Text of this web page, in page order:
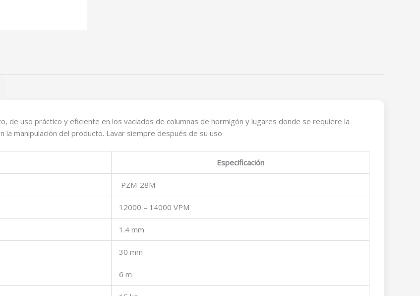
de uso práctico y eficiente en los vaciados de columnas de hormigón y lugares donde se requiere la
la manipulación del producto. Lavar siempre después de su uso
Especificación
PZM-28M
12000 – 14000 VPM
1.4 mm
30 mm
6 m